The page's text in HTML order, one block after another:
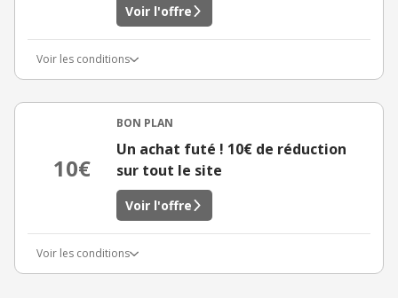
Voir l'offre
Voir les conditions
10€
BON PLAN
Un achat futé ! 10€ de réduction
sur tout le site
Voir l'offre
Voir les conditions